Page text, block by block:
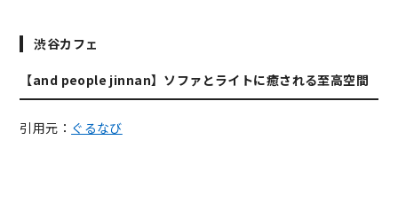
渋谷カフェ
【and people jinnan】ソファとライトに癒される至高空間
引用元： ぐるなび